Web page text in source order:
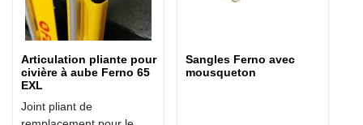
Articulation pliante pour
civière à aube Ferno 65
EXL
Joint pliant de
Sangles Ferno avec
mousqueton